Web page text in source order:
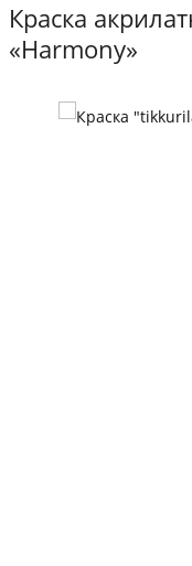
Краска
«Harmony»